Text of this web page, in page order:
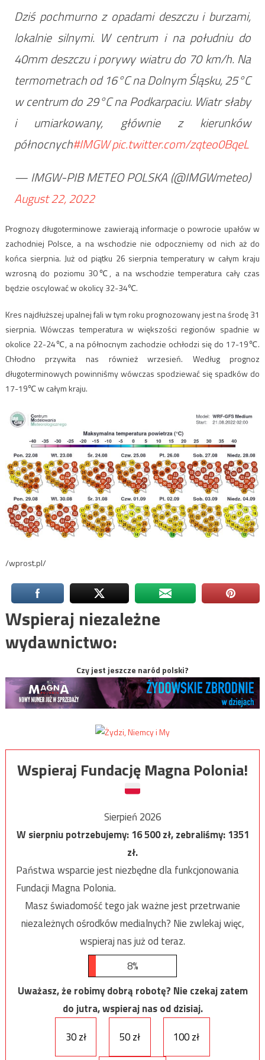
Dziś pochmurno z opadami deszczu i burzami,
lokalnie silnymi. W centrum i na południu do
40mm deszczu i porywy wiatru do 70 km/h. Na
termometrach od 16°C na Dolnym Śląsku, 25°C
w centrum do 29°C na Podkarpaciu. Wiatr słaby
i umiarkowany, głównie z kierunków
północnych#IMGWpic.twitter.com/zqteo0BqeL
— IMGW-PIB METEO POLSKA (@IMGWmeteo)
August 22, 2022
Prognozy długoterminowe zawierają informacje o powrocie upałów w
zachodniej Polsce, a na wschodzie nie odpoczniemy od nich aż do
końca sierpnia. Już od piątku 26 sierpnia temperatury w całym kraju
wzrosną do poziomu 30℃, a na wschodzie temperatura cały czas
będzie oscylować w okolicy 32-34℃.
Kres najdłuższej upalnej fali w tym roku prognozowany jest na środę 31
sierpnia. Wówczas temperatura w większości regionów spadnie w
okolice 22-24℃, a na północnym zachodzie ochłodzi się do 17-19℃.
Chłodno przywita nas również wrzesień. Według prognoz
długoterminowych powinniśmy wówczas spodziewać się spadków do
17-19℃ w całym kraju.
/wprost.pl/
Wspieraj niezależne
wydawnictwo:
Czy jest jeszcze naród polski?
Wspieraj Fundację Magna Polonia!
Sierpień 2026
W sierpniu potrzebujemy:16 500zł, zebraliśmy:1351
zł.
Państwa wsparcie jest niezbędne dla funkcjonowania
Fundacji Magna Polonia.
Masz świadomość tego jak ważne jest przetrwanie
niezależnych ośrodków medialnych? Nie zwlekaj więc,
wspieraj nas już od teraz.
8%
Uważasz, że robimy dobrą robotę? Nie czekaj zatem
do jutra, wspieraj nas od dzisiaj.
30 zł
50 zł 100 zł